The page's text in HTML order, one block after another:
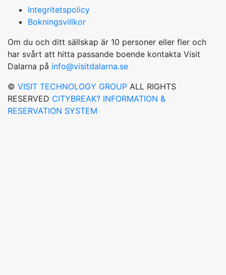
Integritetspolicy
Bokningsvillkor
Om du och ditt sällskap är 10 personer eller fler och
har svårt att hitta passande boende kontakta Visit
Dalarna på info@visitdalarna.se
© VISIT TECHNOLOGY GROUP ALL RIGHTS
RESERVED CITYBREAK? INFORMATION &
RESERVATION SYSTEM